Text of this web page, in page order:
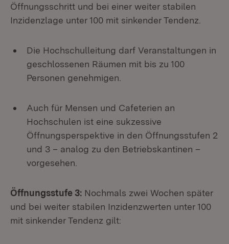
Öffnungsschritt und bei einer weiter stabilen
Inzidenzlage unter 100 mit sinkender Tendenz.
Die Hochschulleitung darf Veranstaltungen in
geschlossenen Räumen mit bis zu 100
Personen genehmigen.
Auch für Mensen und Cafeterien an
Hochschulen ist eine sukzessive
Öffnungsperspektive in den Öffnungsstufen 2
und 3 – analog zu den Betriebskantinen –
vorgesehen.
Öffnungsstufe 3: Nochmals zwei Wochen später
und bei weiter stabilen Inzidenzwerten unter 100
mit sinkender Tendenz gilt: